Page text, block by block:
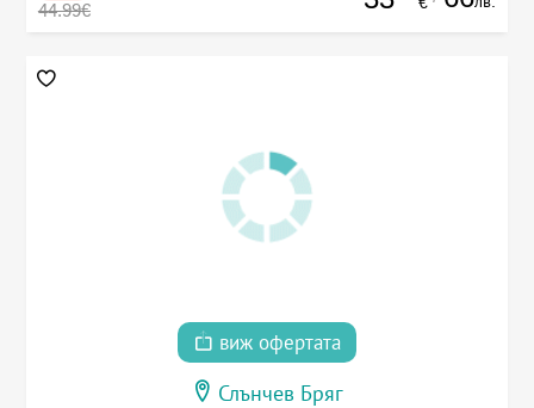
44.99€
виж офертата
Слънчев Бряг